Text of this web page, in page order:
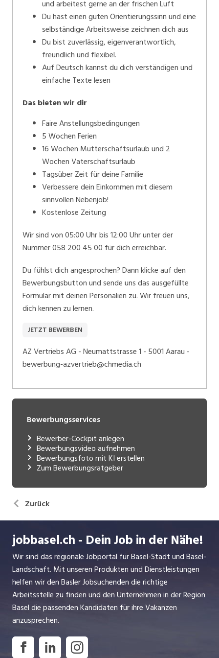
und arbeitest gerne an der frischen Luft
Du hast einen guten Orientierungssinn und eine
selbständige Arbeitsweise zeichnen dich aus
Du bist zuverlässig, eigenverantwortlich,
freundlich und flexibel.
Auf Deutsch kannst du dich verständigen und
einfache Texte lesen
Das bieten wir dir
Faire Anstellungsbedingungen
5 Wochen Ferien
16 Wochen Mutterschaftsurlaub und 2
Wochen Vaterschaftsurlaub
Tagsüber Zeit für deine Familie
Verbessere dein Einkommen mit diesem
sinnvollen Nebenjob!
Kostenlose Zeitung
Wir sind von 05:00 Uhr bis 12:00 Uhr unter der
Nummer 058 200 45 00 für dich erreichbar.
Du fühlst dich angesprochen? Dann klicke auf den
Bewerbungsbutton und sende uns das ausgefüllte
Formular mit deinen Personalien zu. Wir freuen uns,
dich kennen zu lernen.
JETZT BEWERBEN
AZ Vertriebs AG - Neumattstrasse 1 - 5001 Aarau -
bewerbung-azvertrieb@chmedia.ch
Bewerbungsservices
Bewerber-Cockpit anlegen
Bewerbungsvideo aufnehmen
Bewerbungsfoto mit KI erstellen
Zum Bewerbungsratgeber
Zurück
jobbasel.ch - Dein Job in der Nähe!
Wir sind das regionale Jobportal für Basel-Stadt und Basel-
Landschaft. Mit unseren Produkten und Dienstleistungen
helfen wir den Basler Jobsuchenden die richtige
Arbeitsstelle zu finden und den Unternehmen in der Region
Basel die passenden Kandidaten für ihre Vakanzen
anzusprechen.